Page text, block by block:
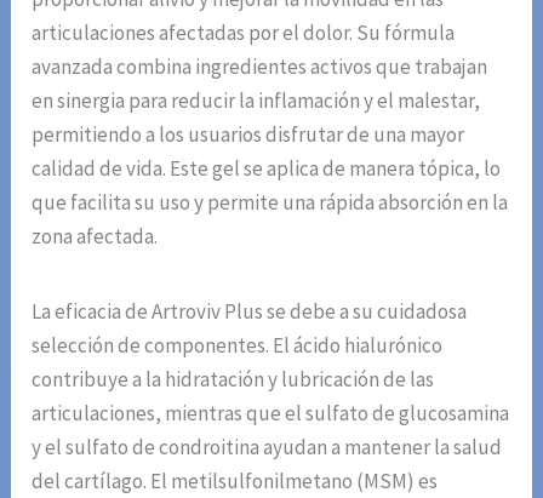
articulaciones afectadas por el dolor. Su fórmula
avanzada combina ingredientes activos que trabajan
en sinergia para reducir la inflamación y el malestar,
permitiendo a los usuarios disfrutar de una mayor
calidad de vida. Este gel se aplica de manera tópica, lo
que facilita su uso y permite una rápida absorción en la
zona afectada.
La eficacia de Artroviv Plus se debe a su cuidadosa
selección de componentes. El ácido hialurónico
contribuye a la hidratación y lubricación de las
articulaciones, mientras que el sulfato de glucosamina
y el sulfato de condroitina ayudan a mantener la salud
del cartílago. El metilsulfonilmetano (MSM) es